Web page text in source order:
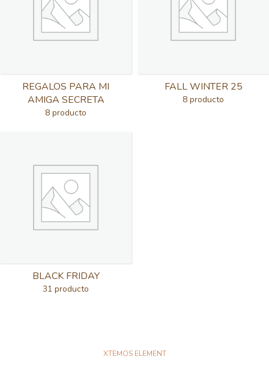
REGALOS PARA MI
AMIGA SECRETA
8 producto
FALL WINTER 25
8 producto
BLACK FRIDAY
31 producto
XTEMOS ELEMENT